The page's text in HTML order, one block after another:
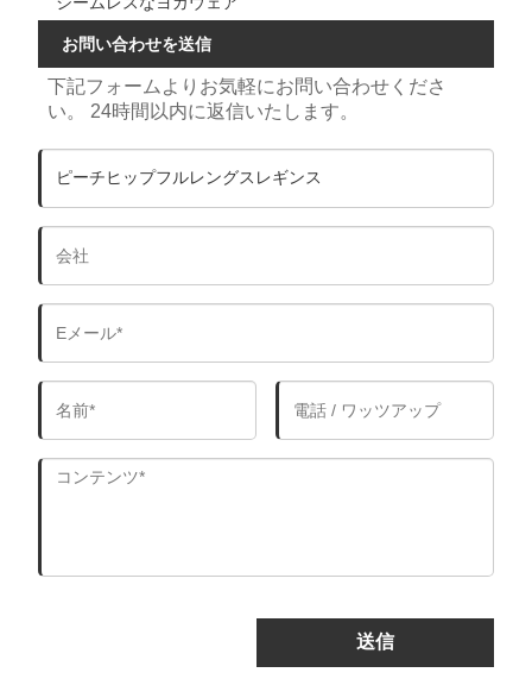
お問い合わせを送信
下記フォームよりお気軽にお問い合わせくださ
い。 24時間以内に返信いたします。
送信